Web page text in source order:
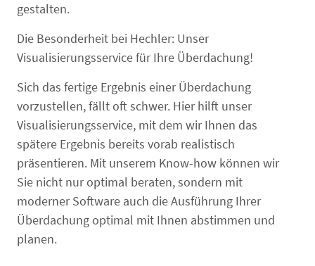
gestalten.
Die Besonderheit bei Hechler: Unser
Visualisierungsservice für Ihre Überdachung!
Sich das fertige Ergebnis einer Überdachung
vorzustellen, fällt oft schwer. Hier hilft unser
Visualisierungsservice, mit dem wir Ihnen das
spätere Ergebnis bereits vorab realistisch
präsentieren. Mit unserem Know-how können wir
Sie nicht nur optimal beraten, sondern mit
moderner Software auch die Ausführung Ihrer
Überdachung optimal mit Ihnen abstimmen und
planen.